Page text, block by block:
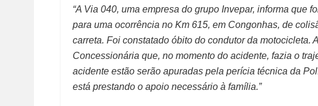
“A Via 040, uma empresa do grupo Invepar, informa que
para uma ocorrência no Km 615, em Congonhas, de
carreta. Foi constatado óbito do condutor da motocicleta.
Concessionária que, no momento do acidente, fazia o
acidente estão serão apuradas pela perícia técnica da
está prestando o apoio necessário à família.”